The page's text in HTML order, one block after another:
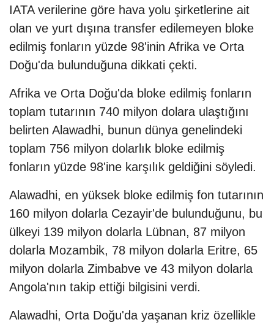
IATA verilerine göre hava yolu şirketlerine ait
olan ve yurt dışına transfer edilemeyen bloke
edilmiş fonların yüzde 98'inin Afrika ve Orta
Doğu'da bulunduğuna dikkati çekti.
Afrika ve Orta Doğu'da bloke edilmiş fonların
toplam tutarının 740 milyon dolara ulaştığını
belirten Alawadhi, bunun dünya genelindeki
toplam 756 milyon dolarlık bloke edilmiş
fonların yüzde 98'ine karşılık geldiğini söyledi.
Alawadhi, en yüksek bloke edilmiş fon tutarının
160 milyon dolarla Cezayir'de bulunduğunu, bu
ülkeyi 139 milyon dolarla Lübnan, 87 milyon
dolarla Mozambik, 78 milyon dolarla Eritre, 65
milyon dolarla Zimbabve ve 43 milyon dolarla
Angola'nın takip ettiği bilgisini verdi.
Alawadhi, Orta Doğu'da yaşanan kriz özellikle